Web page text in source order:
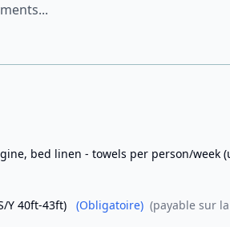
bed linen - towels per person/week
Y 40ft-43ft)
(Obligatoire) (payable sur